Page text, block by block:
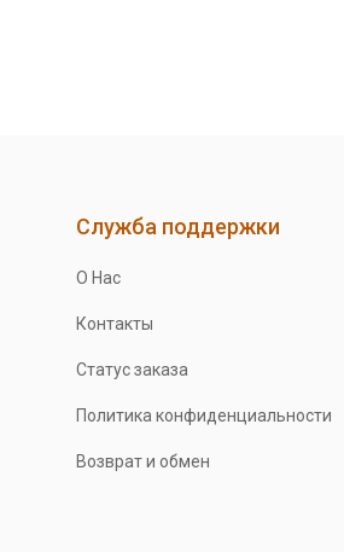
Служба поддержки
О Нас
Контакты
Статус заказа
Политика конфиденциальности
Возврат и обмен